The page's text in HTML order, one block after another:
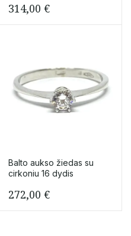
314,00 €
Balto aukso žiedas su
cirkoniu 16 dydis
272,00 €